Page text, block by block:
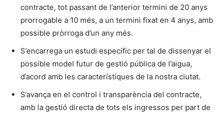
contracte, tot passant de l’anterior termini de 20 anys
prorrogable a 10 més, a un termini fixat en 4 anys, amb
possible pròrroga d’un any més.
S’encarrega un estudi específic per tal de dissenyar el
possible model futur de gestió pública de l’aigua,
d’acord amb les característiques de la nostra ciutat.
S’avança en el control i transparència del contracte,
amb la gestió directa de tots els ingressos per part de